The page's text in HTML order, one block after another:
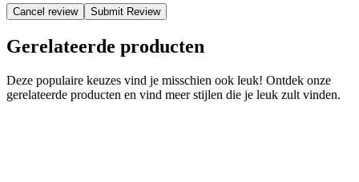
Cancel review
Gerelateerde producten
Deze populaire keuzes vind je misschien ook leuk! Ontdek onze
gerelateerde producten en vind meer stijlen die je leuk zult vinden.